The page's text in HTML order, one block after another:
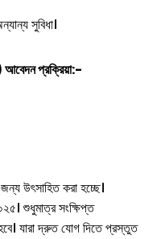
সুবিধা।
প্রক্রিয়া:-
উৎসাহিত করা হচ্ছে।
শুধুমাত্র সংক্ষিপ্ত
যারা দ্রুত যোগ দিতে প্রস্তুত